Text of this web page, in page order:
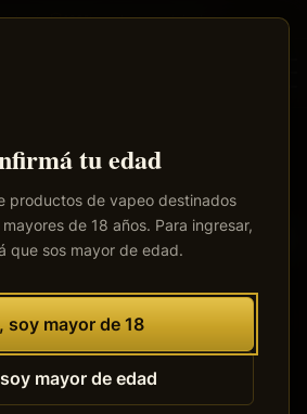
tu edad
productos de vapeo destinados
de 18 años. Para ingresar,
que sos mayor de edad.
soy mayor de 18
mayor de edad
el país· 100% productos originales
proyectos
grande. Nuestra tienda está en
abrirá sus puertas.